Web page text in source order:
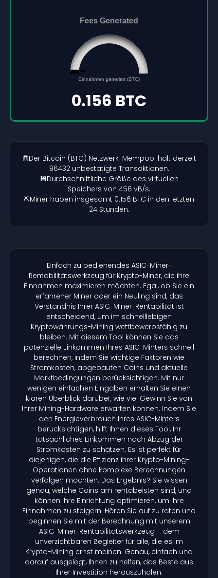
Fees Generated
Einnahmen generiert (BTC)
0.156 BTC
🧾Der Bitcoin (BTC) Netzwerk-Mempool hält derzeit
96432 unbestätigte Transaktionen.
💾Durchschnittliche Größe des virtuellen
Speichers von 456 vB/s.
⛏️Miner haben insgesamt 0.156 BTC in den letzten
24 Stunden.
Einfach zu bedienendes ASIC-Miner-
Rentabilitätswerkzeug für Krypto-Miner, die ihre
Einnahmen maximieren möchten. Egal, ob Sie ein
erfahrener Miner oder ein Neuling sind, das
Verständnis Ihrer ASIC-Miner-Rentabilität ist
entscheidend, um im schnelllebigen
Kryptowährungs-Mining wettbewerbsfähig zu
bleiben. Mit diesem Tool können Sie das
potenzielle Einkommen Ihres ASIC-Minters schnell
berechnen, indem Sie wichtige Faktoren wie
Stromkosten, abgebauten Coins und aktuelle
Marktbedingungen berücksichtigen. Mit nur
wenigen einfachen Eingaben erhalten Sie einen
klaren Überblick darüber, wie viel Gewinn Sie von
Ihrer Mining-Hardware erwarten können. Indem Sie
den Energieverbrauch Ihres ASIC-Minters
berücksichtigen, hilft Ihnen dieses Tool, Ihr
tatsächliches Einkommen nach Abzug der
Stromkosten zu schätzen. Es ist perfekt für
diejenigen, die die Effizienz ihrer Krypto-Mining-
Operationen ohne komplexe Berechnungen
verfolgen möchten. Das Ergebnis? Sie wissen
genau, welche Coins am rentabelsten sind, und
können Ihre Einrichtung optimieren, um Ihre
Einnahmen zu steigern. Hören Sie auf zu raten und
beginnen Sie mit der Berechnung mit unserem
ASIC-Miner-Rentabilitätswerkzeug – dem
unverzichtbaren Begleiter für alle, die es im
Krypto-Mining ernst meinen. Genau, einfach und
darauf ausgelegt, Ihnen zu helfen, das Beste aus
Ihrer Investition herauszuholen.